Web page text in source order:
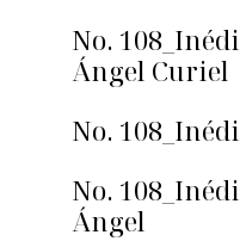
No.
Ángel Curiel
No.
No.
Ángel